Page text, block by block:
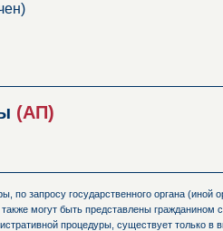
(АП)
запросу государственного органа (иной
могут быть представлены гражданином
процедуры, существует только